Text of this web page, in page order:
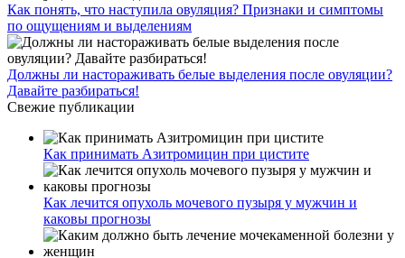
Как понять, что наступила овуляция? Признаки и симптомы
по ощущениям и выделениям
Должны ли настораживать белые выделения после овуляции?
Давайте разбираться!
Свежие публикации
Как принимать Азитромицин при цистите
Как лечится опухоль мочевого пузыря у мужчин и
каковы прогнозы